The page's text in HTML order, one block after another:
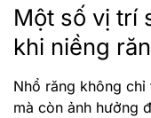
Một số vị trí
khi niềng
Nhổ răng không
mà còn ảnh hưởng